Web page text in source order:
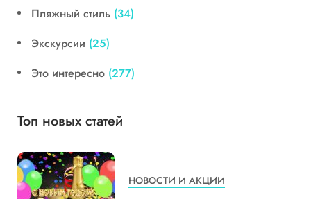
Пляжный стиль (34)
Экскурсии (25)
Это интересно (277)
Топ новых статей
НОВОСТИ И АКЦИИ